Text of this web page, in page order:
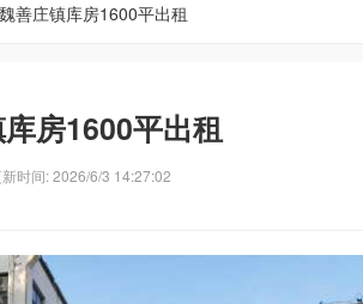
善庄镇库房1600平出租
房1600平出租
时间: 2026/6/3 14:27:02